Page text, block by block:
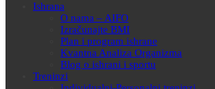
Ishrana
O nama – AIFO
Izračunajte BMI
Plan i program ishrane
Kvantna Analiza Organizma
Blog o ishrani i sportu
Treninzi